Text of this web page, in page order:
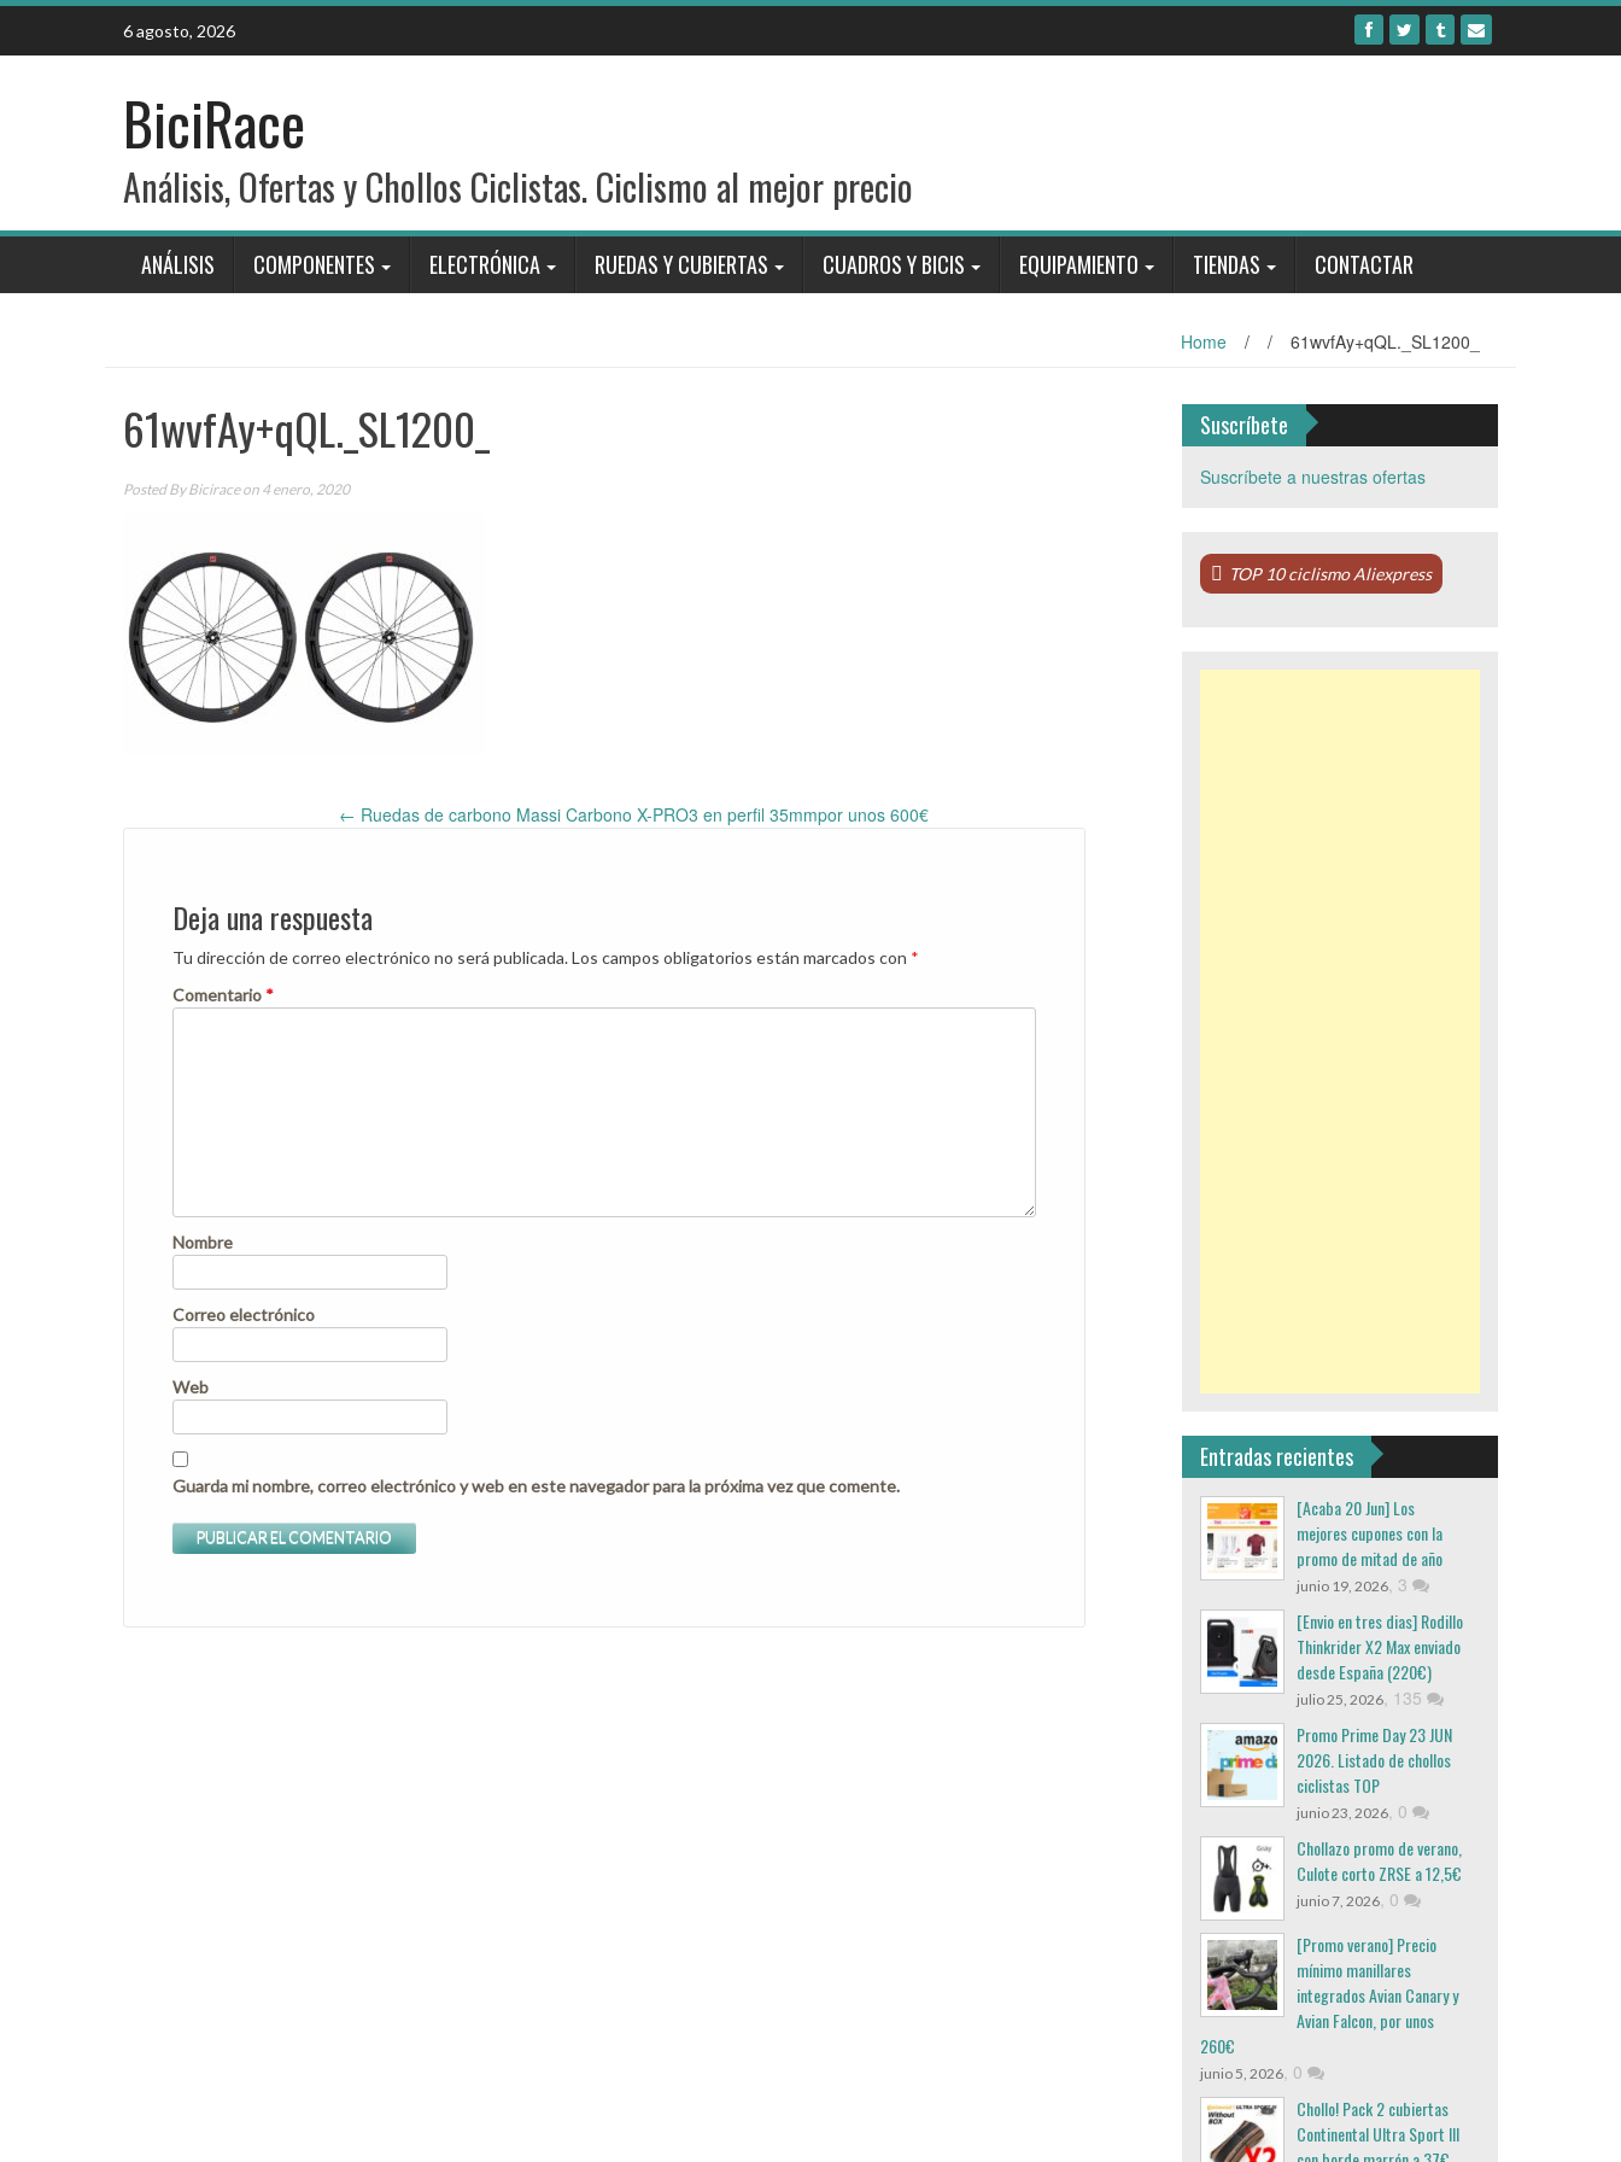
Skip
content
6 agosto, 2026
BiciRace
Análisis, Ofertas y Chollos Ciclistas. Ciclismo al mejor precio
ANÁLISIS COMPONENTES ELECTRÓNICA RUEDAS Y CUBIERTAS CUADROS Y BICIS EQUIPAMIENTO TIENDAS CONTACTAR
Home / / 61wvfAy+qQL._SL1200_
61wvfAy+qQL._SL1200_
Posted ByBiciraceon 4 enero, 2020
Post
navigation
← Ruedas de carbono Massi Carbono X-PRO3 en perfil 35mmpor unos 600€
Deja una respuesta
Tu dirección de correo electrónico no será publicada.Los campos obligatorios están marcados con *
Comentario *
Nombre
Correo electrónico
Web
Guarda mi nombre, correo electrónico y web en este navegador para la próxima vez que comente.
Suscríbete
Suscríbete a nuestras ofertas
TOP 10 ciclismo Aliexpress
Entradas recientes
[Acaba 20 Jun] Los
mejores cupones con la
promo de mitad de año
junio 19, 2026, 3
[Envio en tres dias] Rodillo
Thinkrider X2 Max enviado
desde España (220€)
julio 25, 2026, 135
Promo Prime Day 23 JUN
2026. Listado de chollos
ciclistas TOP
junio 23, 2026, 0
Chollazo promo de verano,
Culote corto ZRSE a 12,5€
junio 7, 2026, 0
[Promo verano] Precio
mínimo manillares
integrados Avian Canary y
Avian Falcon, por unos
260€
junio 5, 2026, 0
Chollo! Pack 2 cubiertas
Continental Ultra Sport III